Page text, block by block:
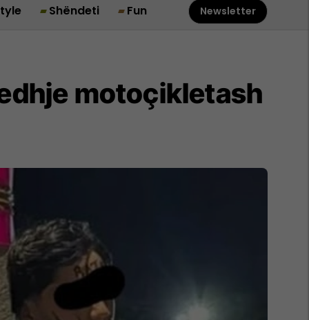
Shëndeti Fun Newsletter
motoçikletash